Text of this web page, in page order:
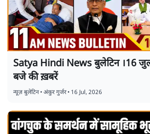
Satya Hindi News बुलेटिन ।16
बजे की ख़बरें
न्यूज़ बुलेटिन•अंकुर गुर्जर• 16 Jul, 2026